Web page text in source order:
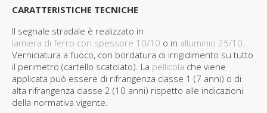
CARATTERISTICHE TECNICHE
Il segnale stradale è realizzato in
lamiera di ferro con spessore 10/10 o in alluminio 25/10.
Verniciatura a fuoco, con bordatura di irrigidimento su tutto
il perimetro (cartello scatolato). La pellicola che viene
applicata può essere di rifrangenza classe 1 (7 anni) o di
alta rifrangenza classe 2 (10 anni) rispetto alle indicazioni
della normativa vigente.